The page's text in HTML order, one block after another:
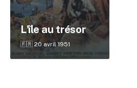
L'île au trésor
🇫🇷 20 avril 1951
✕